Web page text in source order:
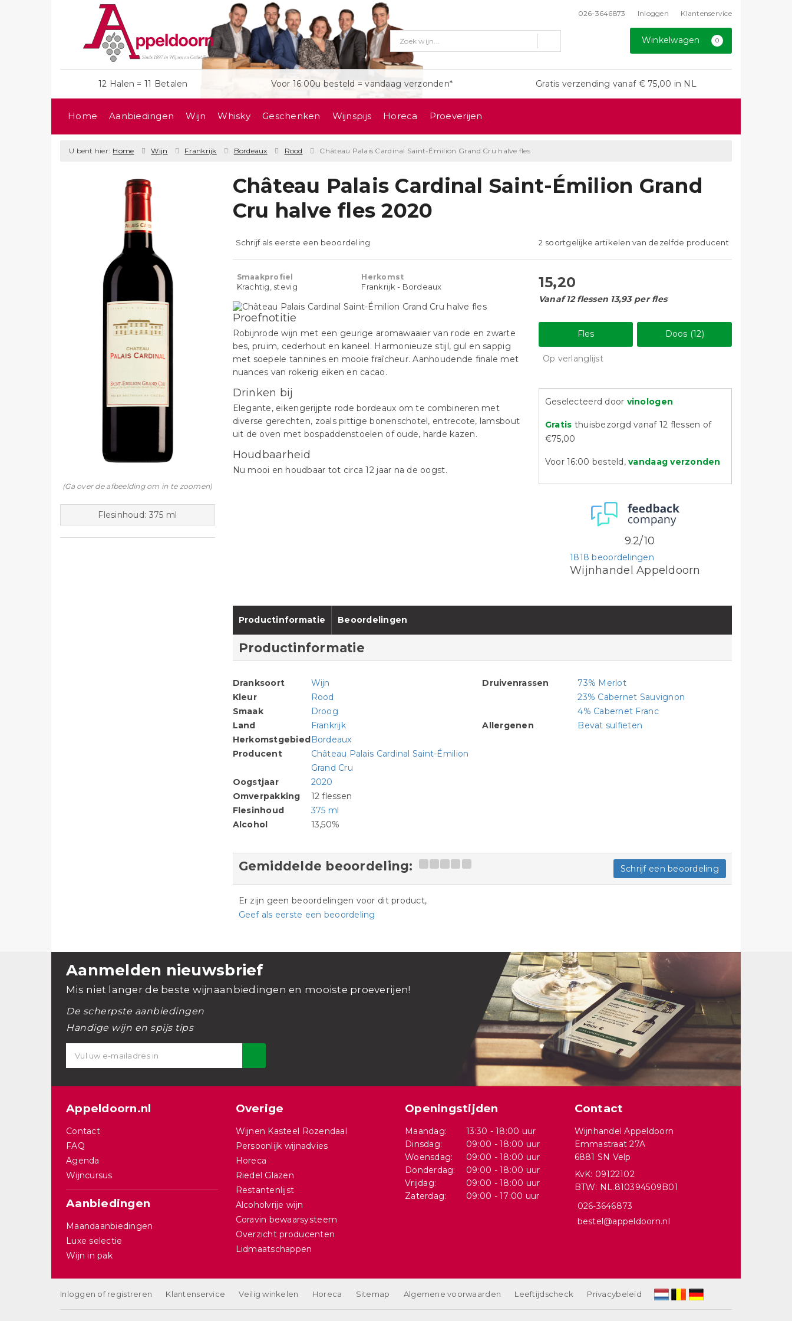
026-3646873 Inloggen Klantenservice
Winkelwagen 0
12 Halen = 11 Betalen Voor 16:00u besteld = vandaag verzonden* Gratis verzending vanaf € 75,00 in NL
Home Aanbiedingen Wijn Whisky Geschenken Wijnspijs Horeca Proeverijen
U bent hier: Home Wijn Frankrijk Bordeaux Rood Château Palais Cardinal Saint-Émilion Grand Cru halve fles
(Ga over de afbeelding om in te zoomen)
Flesinhoud: 375 ml
Château Palais Cardinal Saint-Émilion Grand
Cru halve fles 2020
Schrijf als eerste een beoordeling 2 soortgelijke artikelen van dezelfde producent
Smaakprofiel
Krachtig, stevig
Herkomst
Frankrijk - Bordeaux
Proefnotitie
Robijnrode wijn met een geurige aromawaaier van rode en zwarte
bes, pruim, cederhout en kaneel. Harmonieuze stijl, gul en sappig
met soepele tannines en mooie fraîcheur. Aanhoudende finale met
nuances van rokerig eiken en cacao.
Drinken bij
Elegante, eikengerijpte rode bordeaux om te combineren met
diverse gerechten, zoals pittige bonenschotel, entrecote, lamsbout
uit de oven met bospaddenstoelen of oude, harde kazen.
Houdbaarheid
Nu mooi en houdbaar tot circa 12 jaar na de oogst.
15,20
Vanaf 12 flessen 13,93 per fles
Fles Doos (12)
Op verlanglijst
Geselecteerd door vinologen
Gratis thuisbezorgd vanaf 12 flessen of
€75,00
Voor 16:00 besteld,vandaag verzonden
Wijnhandel Appeldoorn
1818 beoordelingen
9.2/10
Productinformatie Beoordelingen
Productinformatie
Dranksoort
Wijn
Kleur
Rood
Smaak
Droog
Land
Frankrijk
Herkomstgebied Bordeaux
Producent
Château Palais Cardinal Saint-Émilion
Grand Cru
Oogstjaar
2020
Omverpakking
12 flessen
Flesinhoud
375 ml
Alcohol
13,50%
Druivenrassen
73% Merlot
23% Cabernet Sauvignon
4% Cabernet Franc
Allergenen
Bevat sulfieten
Gemiddelde beoordeling: Schrijf een beoordeling
Er zijn geen beoordelingen voor dit product,
Geef als eerste een beoordeling
Aanmelden nieuwsbrief
Mis niet langer de beste wijnaanbiedingen en mooiste proeverijen!
De scherpste aanbiedingen
Handige wijn en spijs tips
Appeldoorn.nl
Contact
FAQ
Agenda
Wijncursus
Aanbiedingen
Maandaanbiedingen
Luxe selectie
Wijn in pak
Overige
Wijnen Kasteel Rozendaal
Persoonlijk wijnadvies
Horeca
Riedel Glazen
Restantenlijst
Alcoholvrije wijn
Coravin bewaarsysteem
Overzicht producenten
Lidmaatschappen
Openingstijden
Maandag:
13:30 - 18:00 uur
Dinsdag:
09:00 - 18:00 uur
Woensdag:
09:00 - 18:00 uur
Donderdag:
09:00 - 18:00 uur
Vrijdag:
09:00 - 18:00 uur
Zaterdag:
09:00 - 17:00 uur
Contact
Wijnhandel Appeldoorn
Emmastraat 27A
6881 SN Velp
KvK: 09122102
BTW: NL.810394509B01
026-3646873
bestel@appeldoorn.nl
Inloggen of registreren Klantenservice Veilig winkelen Horeca Sitemap Algemene voorwaarden Leeftijdscheck Privacybeleid